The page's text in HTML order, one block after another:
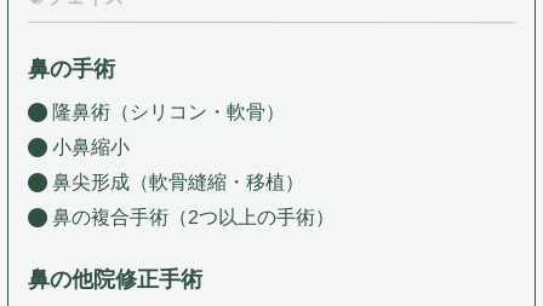
鼻の手術
隆鼻術（シリコン・軟骨）
小鼻縮小
鼻尖形成（軟骨縫縮・移植）
鼻の複合手術（2つ以上の手術）
鼻の他院修正手術